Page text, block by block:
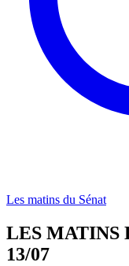
Les matins du Sénat
LES MATINS
13/07